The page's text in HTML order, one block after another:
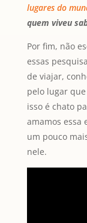
lugares do
quem viveu
Por fim, não
essas
de viajar,
pelo lugar
isso é chato
amamos essa
um pouco
nele.